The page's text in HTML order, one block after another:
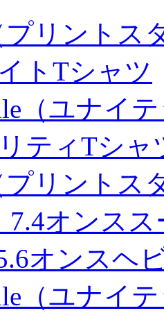
プリント
トTシャツ
（ユナイ
ティTシャ
プリントス
オンスス
オンスヘ
（ユナイ